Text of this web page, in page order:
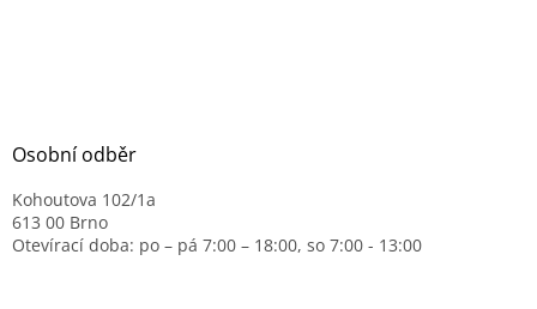
Osobní odběr
Kohoutova 102/1a
613 00 Brno
Otevírací doba: po – pá 7:00 – 18:00, so 7:00 - 13:00